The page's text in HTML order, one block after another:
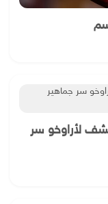
لأراوخو سر